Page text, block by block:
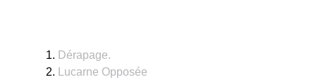
Dérapage.
Lucarne Opposée